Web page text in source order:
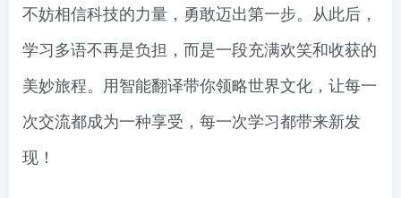
不妨相信科技的力量，勇敢迈出第一步。从此后，
学习多语不再是负担，而是一段充满欢笑和收获的
美妙旅程。用智能翻译带你领略世界文化，让每一
次交流都成为一种享受，每一次学习都带来新发
现！